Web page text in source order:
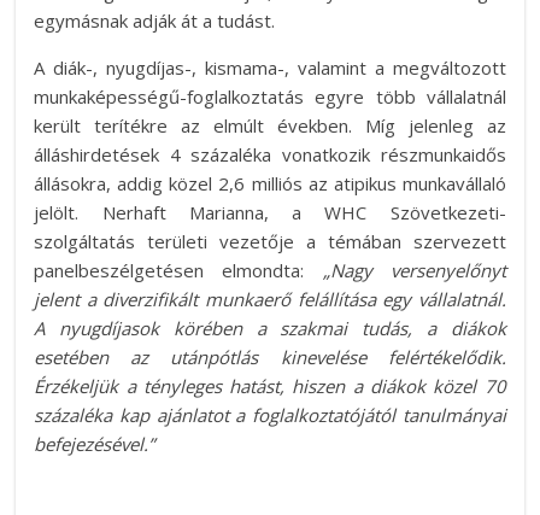
egymásnak adják át a tudást.
A diák-, nyugdíjas-, kismama-, valamint a megváltozott
munkaképességű-foglalkoztatás egyre több vállalatnál
került terítékre az elmúlt években. Míg jelenleg az
álláshirdetések 4 százaléka vonatkozik részmunkaidős
állásokra, addig közel 2,6 milliós az atipikus munkavállaló
jelölt. Nerhaft Marianna, a WHC Szövetkezeti-
szolgáltatás területi vezetője a témában szervezett
panelbeszélgetésen elmondta: „Nagy versenyelőnyt
jelent a diverzifikált munkaerő felállítása egy vállalatnál.
A nyugdíjasok körében a szakmai tudás, a diákok
esetében az utánpótlás kinevelése felértékelődik.
Érzékeljük a tényleges hatást, hiszen a diákok közel 70
százaléka kap ajánlatot a foglalkoztatójától tanulmányai
befejezésével.”